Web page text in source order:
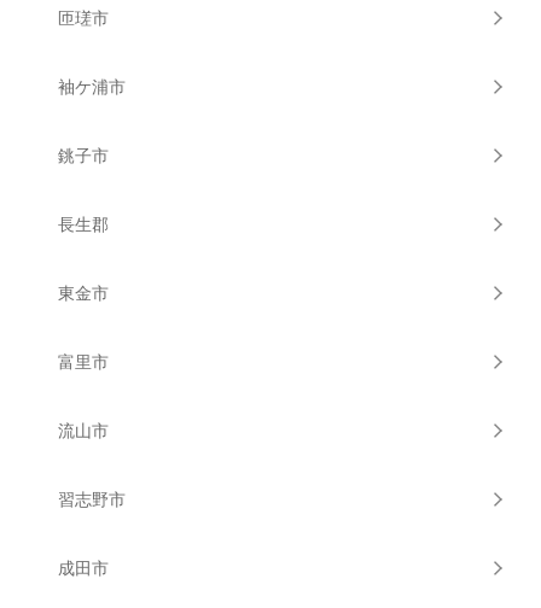
匝瑳市
袖ケ浦市
銚子市
長生郡
東金市
富里市
流山市
習志野市
成田市